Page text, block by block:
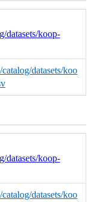
datasets/koop-
datasets/koo
datasets/koop-
datasets/koo